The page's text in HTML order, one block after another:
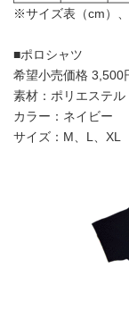
※サイズ表（cm）、
■ポロシャツ
希望小売価格 3,500
素材：ポリエステ
カラー：ネイビ
サイズ：M、L、XL